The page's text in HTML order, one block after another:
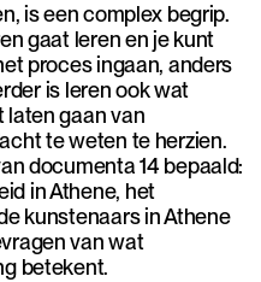
is een complex begrip.
gaat leren en je kunt
proces ingaan, anders
is leren ook wat
laten gaan van
te weten te herzien.
documenta 14 bepaald:
in Athene, het
kunstenaars in Athene
van wat
betekent.